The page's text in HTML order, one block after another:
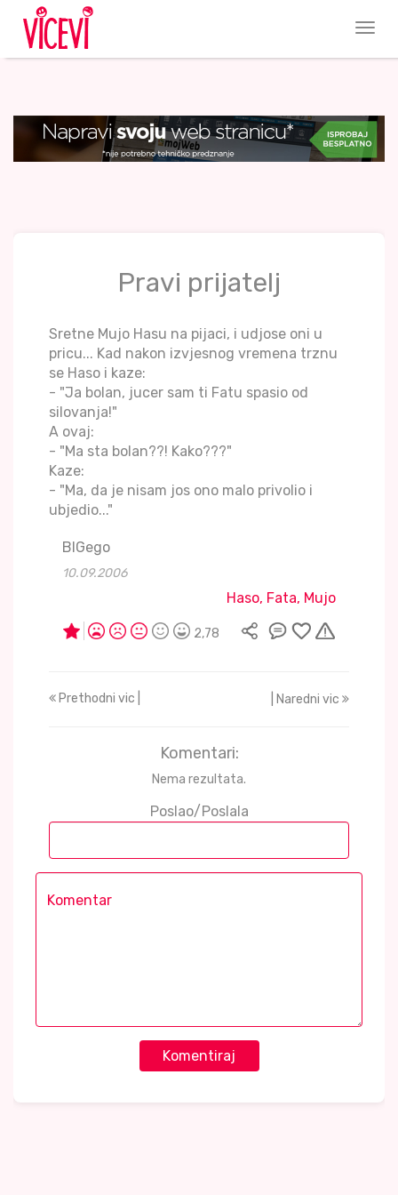
Pravi prijatelj
Sretne Mujo Hasu na pijaci, i udjose oni u
pricu... Kad nakon izvjesnog vremena trznu
se Haso i kaze:
- "Ja bolan, jucer sam ti Fatu spasio od
silovanja!"
A ovaj:
- "Ma sta bolan??! Kako???"
Kaze:
- "Ma, da je nisam jos ono malo privolio i
ubjedio..."
BIGego
10.09.2006
Haso, Fata, Mujo
2,78
Prethodni vic | | Naredni vic
Komentari:
Nema rezultata.
Poslao/Poslala
Komentiraj